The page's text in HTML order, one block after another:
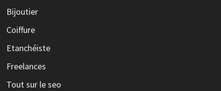
Bijoutier
Coiffure
Etanchéiste
Freelances
Tout sur le seo